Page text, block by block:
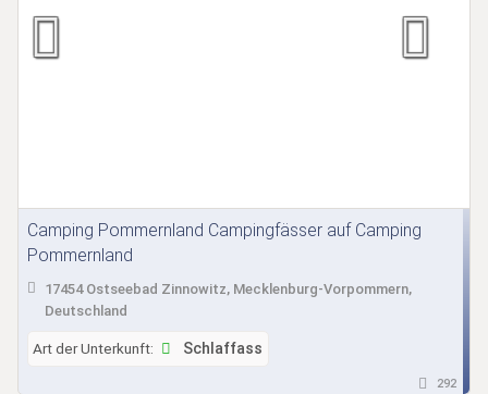
Camping Pommernland Campingfässer auf Camping
Pommernland
17454 Ostseebad Zinnowitz, Mecklenburg-Vorpommern,
Deutschland
Art der Unterkunft: Schlaffass
292